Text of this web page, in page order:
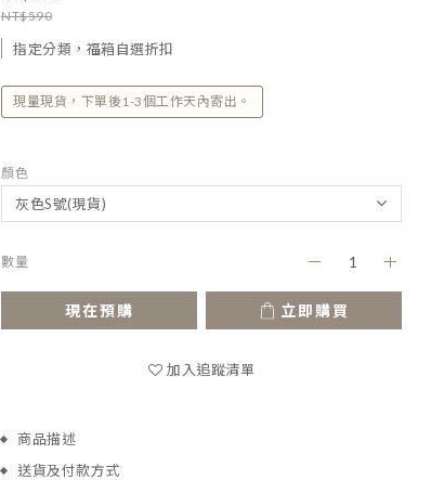
NT$590
指定分類，福箱自選折扣
現量現貨，下單後1-3個工作天內寄出。
顏色
數量
現在預購 立即購買
加入追蹤清單
商品描述
送貨及付款方式